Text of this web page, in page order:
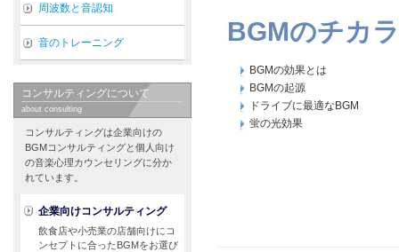
BGMのチカラ
BGMの効果とは
BGMの起源
ドライブに最適なBGM
蛍の光効果
周波数と音認知
音のトレーニング
コンサルティングについて
about consulting
コンサルティングは企業向けの
BGMコンサルティングと個人向け
の音楽心理カウンセリングに分か
れています。
企業向けコンサルティング
飲食店や小売業の店舗向けにコ
ンセプトに合ったBGMをお選び